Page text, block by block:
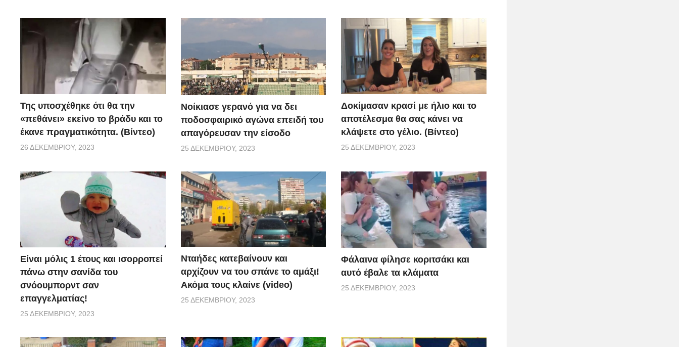
Της υποσχέθηκε ότι θα την
«πεθάνει» εκείνο το βράδυ και το
έκανε πραγματικότητα. (Βίντεο)
26 ΔΕΚΕΜΒΡΊΟΥ, 2023
Νοίκιασε γερανό για να δει
ποδοσφαιρικό αγώνα επειδή του
απαγόρευσαν την είσοδο
25 ΔΕΚΕΜΒΡΊΟΥ, 2023
Δοκίμασαν κρασί με ήλιο και το
αποτέλεσμα θα σας κάνει να
κλάψετε στο γέλιο. (Βίντεο)
25 ΔΕΚΕΜΒΡΊΟΥ, 2023
Είναι μόλις 1 έτους και ισορροπεί
πάνω στην σανίδα του
σνόουμπορντ σαν
επαγγελματίας!
25 ΔΕΚΕΜΒΡΊΟΥ, 2023
Νταήδες κατεβαίνουν και
αρχίζουν να του σπάνε το αμάξι!
Ακόμα τους κλαίνε (video)
25 ΔΕΚΕΜΒΡΊΟΥ, 2023
Φάλαινα φίλησε κοριτσάκι και
αυτό έβαλε τα κλάματα
25 ΔΕΚΕΜΒΡΊΟΥ, 2023